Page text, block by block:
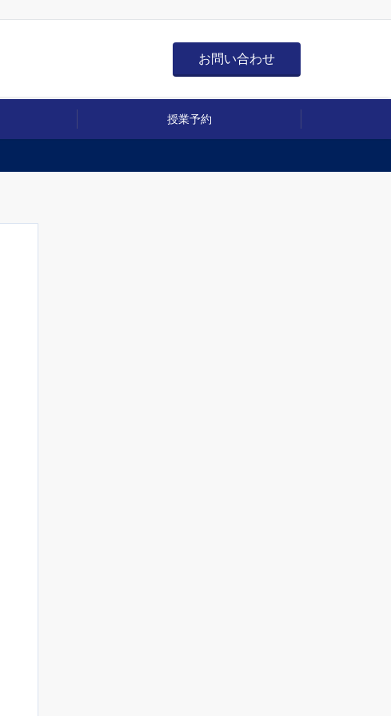
お問い合わせ
授業予約